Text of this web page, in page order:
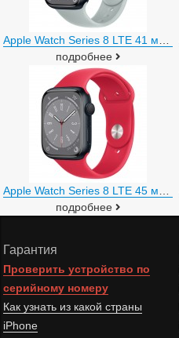
подробнее
подробнее
Гарантия
Проверить устройство по
серийному номеру
Как узнать из какой страны
iPhone